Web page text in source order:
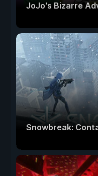
JoJo's Bizarre
Snowbreak: